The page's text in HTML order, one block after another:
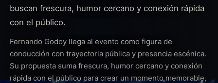
buscan frescura, humor cercano y conexión rápida
con el público.
Fernando Godoy llega al evento como figura de
conducción con trayectoria pública y presencia escénica.
Su propuesta suma frescura, humor cercano y conexión
rápida con el público para crear un momento memorable,